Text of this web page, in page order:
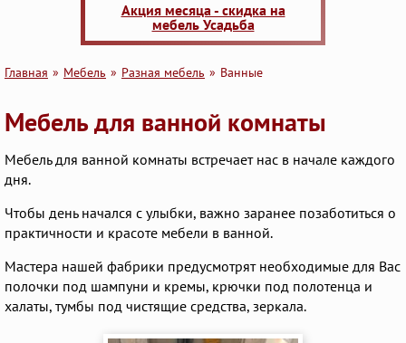
Акция месяца - скидка на
мебель Усадьба
Главная Мебель Разная мебель Ванные
Мебель для ванной комнаты
Мебель для ванной комнаты встречает нас в начале каждого
дня.
Чтобы день начался с улыбки, важно заранее позаботиться о
практичности и красоте мебели в ванной.
Мастера нашей фабрики предусмотрят необходимые для Вас
полочки под шампуни и кремы, крючки под полотенца и
халаты, тумбы под чистящие средства, зеркала.